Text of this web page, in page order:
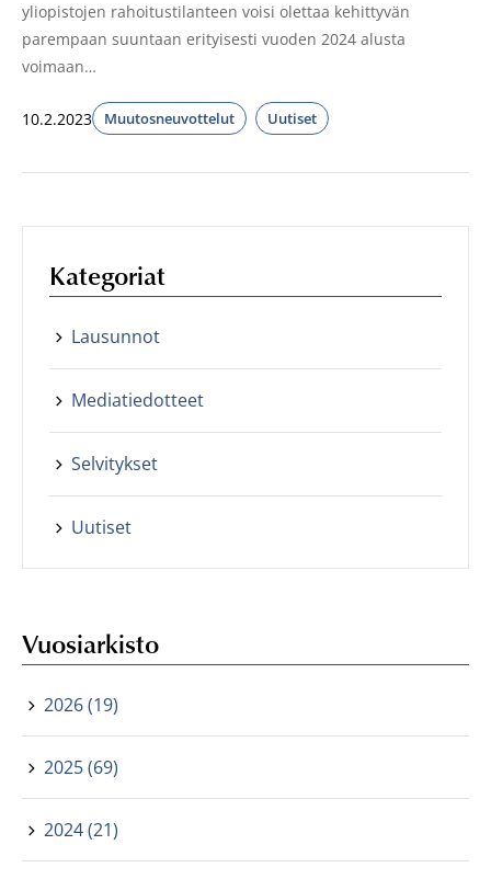
yliopistojen rahoitustilanteen voisi olettaa kehittyvän
parempaan suuntaan erityisesti vuoden 2024 alusta
voimaan…
10.2.2023 Muutosneuvottelut Uutiset
Kategoriat
Lausunnot
Mediatiedotteet
Selvitykset
Uutiset
Vuosiarkisto
2026 (19)
2025 (69)
2024 (21)